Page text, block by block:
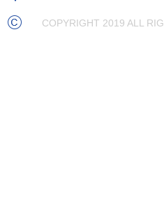
COPYRIGHT 2019 ALL